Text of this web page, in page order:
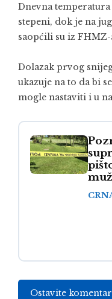
Dnevna
stepeni, dok je na
saopćili su iz FHMZ-
Dolazak prvog
ukazuje na to da bi
mogle nastaviti i u
Ostavite komentar